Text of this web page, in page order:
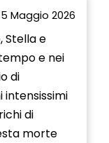
5 Maggio 2026
Stella e
e nei
di
intensissimi
di
morte